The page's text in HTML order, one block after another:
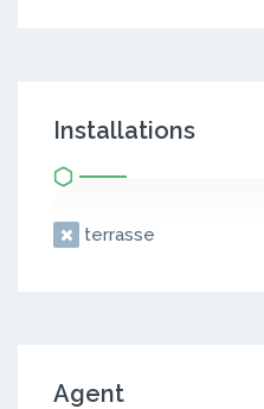
Installations
terrasse
Agent